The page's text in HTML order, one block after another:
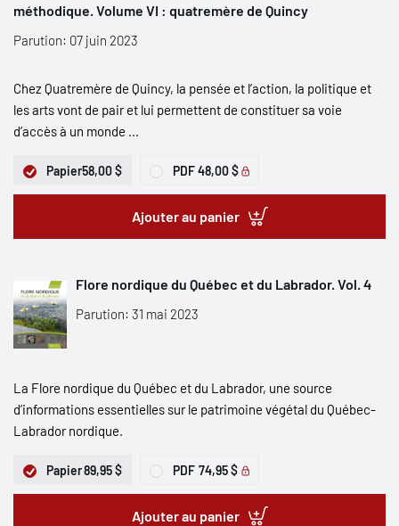
méthodique. Volume VI : quatremère de Quincy
Parution: 07 juin 2023
Chez Quatremère de Quincy, la pensée et l’action, la politique et
les arts vont de pair et lui permettent de constituer sa voie
d’accès à un monde ...
Papier58,00 $ PDF48,00 $
Ajouter au panier
Flore nordique du Québec et du Labrador. Vol. 4
Parution: 31 mai 2023
La Flore nordique du Québec et du Labrador, une source
d’informations essentielles sur le patrimoine végétal du Québec-
Labrador nordique.
Papier89,95 $ PDF 74,95 $
Ajouter au panier